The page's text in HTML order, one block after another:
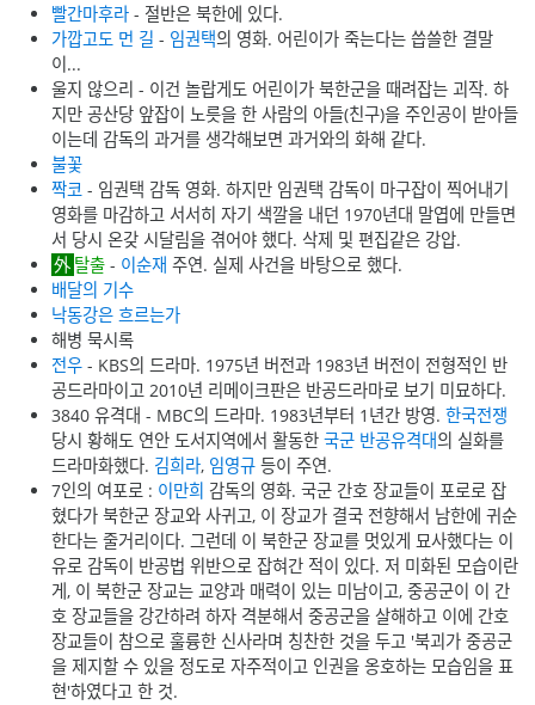
빨간마후라 - 절반은 북한에 있다.
가깝고도 먼 길 - 임권택의 영화. 어린이가 죽는다는 씁쓸한 결말
이...
울지 않으리 - 이건 놀랍게도 어린이가 북한군을 때려잡는 괴작. 하
지만 공산당 앞잡이 노릇을 한 사람의 아들(친구)을 주인공이 받아들
이는데 감독의 과거를 생각해보면 과거와의 화해 같다.
불꽃
짝코 - 임권택 감독 영화. 하지만 임권택 감독이 마구잡이 찍어내기
영화를 마감하고 서서히 자기 색깔을 내던 1970년대 말엽에 만들면
서 당시 온갖 시달림을 겪어야 했다. 삭제 및 편집같은 강압.
탈출- 이순재 주연. 실제 사건을 바탕으로 했다.
배달의 기수
낙동강은 흐르는가
해병 묵시록
전우 - KBS의 드라마. 1975년 버전과 1983년 버전이 전형적인 반
공드라마이고 2010년 리메이크판은 반공드라마로 보기 미묘하다.
3840 유격대 - MBC의 드라마. 1983년부터 1년간 방영.한국전쟁
당시 황해도 연안 도서지역에서 활동한국군 반공유격대의 실화를
드라마화했다. 김희라, 임영규 등이 주연.
7인의 여포로 : 이만희 감독의 영화. 국군 간호 장교들이 포로로 잡
혔다가 북한군 장교와 사귀고, 이 장교가 결국 전향해서 남한에 귀순
한다는 줄거리이다. 그런데 이 북한군 장교를 멋있게 묘사했다는 이
유로 감독이 반공법 위반으로 잡혀간 적이 있다. 저 미화된 모습이란
게, 이 북한군 장교는 교양과 매력이 있는 미남이고, 중공군이 이 간
호 장교들을 강간하려 하자 격분해서 중공군을 살해하고 이에 간호
장교들이 참으로 훌륭한 신사라며 칭찬한 것을 두고 '북괴가 중공군
을 제지할 수 있을 정도로 자주적이고 인권을 옹호하는 모습임을 표
현'하였다고 한 것.